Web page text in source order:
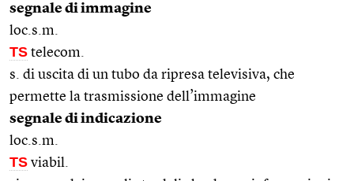
segnale di immagine
loc.s.m.
TS telecom.
s. di uscita di un tubo da ripresa televisiva, che
permette la trasmissione dell’immagine
segnale di indicazione
loc.s.m.
TS viabil.